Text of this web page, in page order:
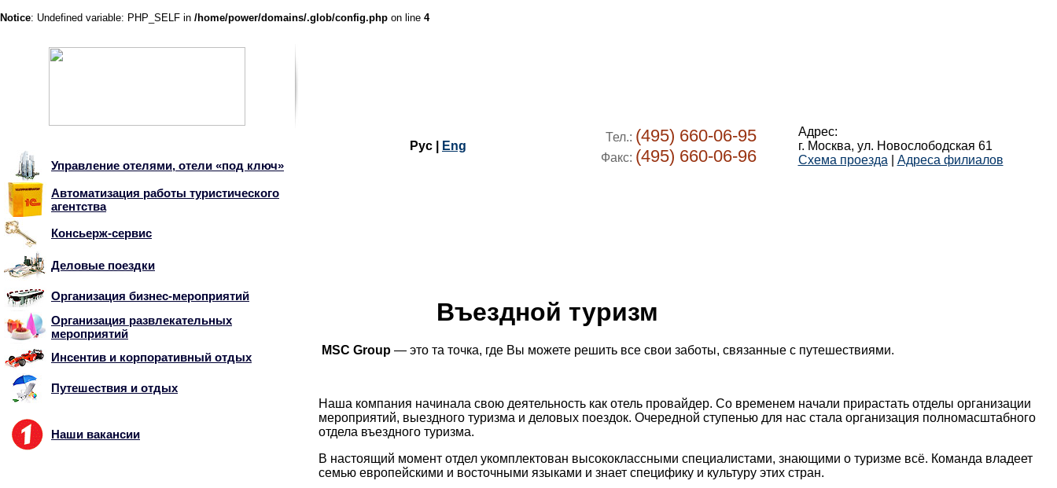
Notice: Undefined variable: PHP_SELF in /home/power/domains/.glob/config.php on line 4
Управление отелями, отели «под ключ»
Автоматизация работы туристического
агентства
Консьерж-сервис
Деловые поездки
Организация бизнес-мероприятий
Организация развлекательных
мероприятий
Инсентив и корпоративный отдых
Путешествия и отдых
Наши вакансии
Рус | Eng
Тел.: (495) 660-06-95
Факс: (495) 660-06-96
Адрес:
г. Москва, ул. Новослободская 61
Схема проезда
Адреса филиалов
Въездной туризм
MSC Group— это та точка, где Вы можете решить все свои заботы, связанные с путешествиями.
Наша компания начинала свою деятельность как отель провайдер. Со временем начали прирастать отделы организации
мероприятий, выездного туризма и деловых поездок. Очередной ступенью для нас стала организация полномасштабного
отдела въездного туризма.
В настоящий момент отдел укомплектован высококлассными специалистами, знающими о туризме всё. Команда владеет
семью европейскими и восточными языками и знает специфику и культуру этих стран.